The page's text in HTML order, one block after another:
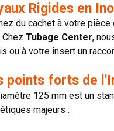
Rigides en
du cachet à votre
ChezTubage Center,
ou à votre insert un
points forts de
125 mm est un
majeurs :